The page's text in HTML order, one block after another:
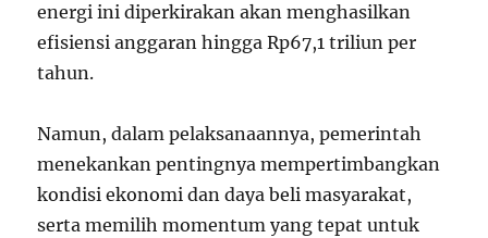
energi ini diperkirakan akan menghasilkan
efisiensi anggaran hingga Rp67,1 triliun per
tahun.
Namun, dalam pelaksanaannya, pemerintah
menekankan pentingnya mempertimbangkan
kondisi ekonomi dan daya beli masyarakat,
serta memilih momentum yang tepat untuk